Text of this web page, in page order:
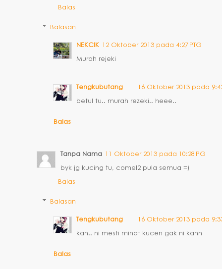
Balas
Balasan
NEKCIK 12 Oktober 2013 pada 4:27 PTG
Muroh rejeki
Tengkubutang
16 Oktober 2013 pada
betul tu.. murah rezeki.. heee..
Balas
Tanpa Nama 11 Oktober 2013 pada 10:28 PG
byk jg kucing tu, comel2 pula semua =)
Balas
Balasan
Tengkubutang
16 Oktober 2013 pada
kan.. ni mesti minat kucen gak ni kann
Balas